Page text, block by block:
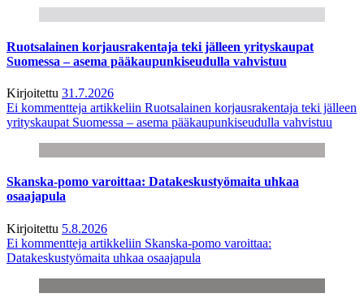
Ruotsalainen korjausrakentaja teki jälleen yrityskaupat
Suomessa – asema pääkaupunkiseudulla vahvistuu
Kirjoitettu 31.7.2026
Ei kommentteja artikkeliin Ruotsalainen korjausrakentaja teki jälleen
yrityskaupat Suomessa – asema pääkaupunkiseudulla vahvistuu
Skanska-pomo varoittaa: Datakeskustyömaita uhkaa
osaajapula
Kirjoitettu 5.8.2026
Ei kommentteja artikkeliin Skanska-pomo varoittaa:
Datakeskustyömaita uhkaa osaajapula